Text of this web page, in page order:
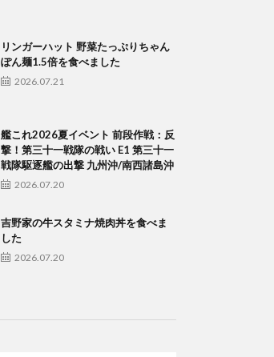
リンガーハット 野菜たっぷりちゃん
ぽん麺1.5倍を食べました
2026.07.21
艦これ2026夏イベント 前段作戦：反
撃！第三十一戦隊の戦い E1 第三十一
戦隊駆逐艦の出撃 九州沖/南西諸島沖
2026.07.20
吉野家の牛スタミナ焼肉丼を食べま
した
2026.07.20